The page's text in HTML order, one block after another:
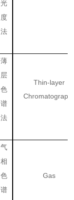
光
度
法
薄
层
色
谱
法
Thin-layer
气
相
色
谱
Gas